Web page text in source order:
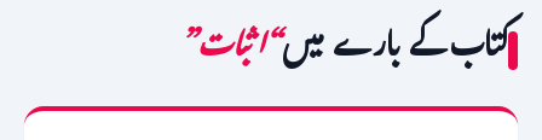
کتاب کے بارے میں“اثبات”